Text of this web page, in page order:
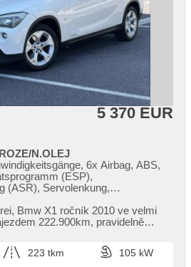
5 370 EUR
N.OLEJ
6x Airbag, ABS,
(ESP),
(ASR), Servolenkung,
El. Seitenscheiben,
Alarmanlage,
LED, Nebelscheinwerfer,
Bmw X1 ročník 2010 ve velmi
222.900km,​ pravidelně
223 tkm
105 kW